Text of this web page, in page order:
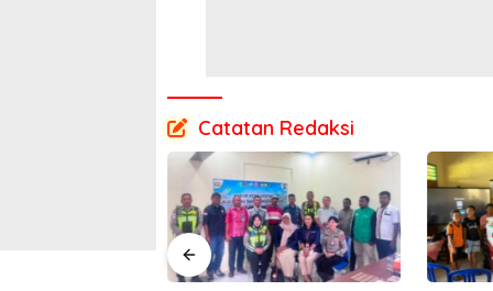
Catatan Redaksi